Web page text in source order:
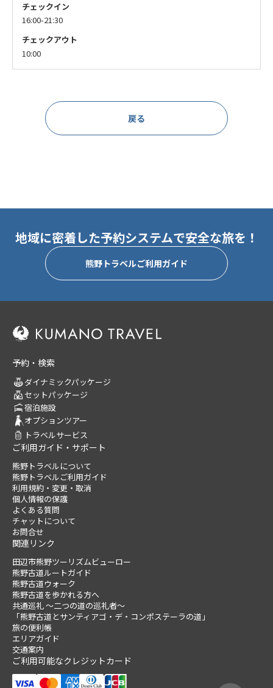
チェックイン
16:00-21:30
チェックアウト
10:00
戻る
地域に密着した予約システムで安全な旅を！
熊野トラベルご利用ガイド
予約・検索
ダイナミックパッケージ
セットパッケージ
宿泊施設
オプションツアー
トラベルサービス
ご利用ガイド・サポート
熊野トラベルについて
熊野トラベルご利用ガイド
利用規約・変更・取消
個人情報の保護
よくある質問
チャットについて
お問合せ
関連リンク
田辺市熊野ツーリズムビューロー
熊野古道ルートガイド
熊野古道ウォーク
熊野古道を歩かれる方へ
共通巡礼 ～二つの道の巡礼者～
「熊野古道とサンティアゴ・デ・コンポステーラの道」
旅の便利帳
エリアガイド
交通案内
ご利用可能なクレジットカード